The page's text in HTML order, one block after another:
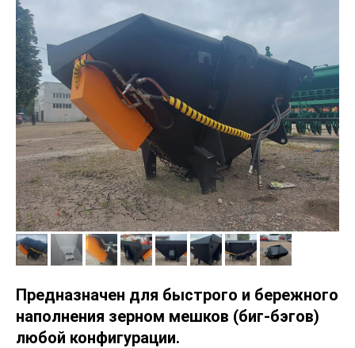
Предназначен для быстрого и бережного
наполнения зерном мешков (биг-бэгов)
любой конфигурации.